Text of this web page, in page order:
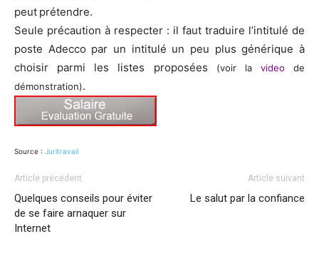
peut prétendre.
Seule précaution à respecter : il faut traduire l’intitulé de
poste Adecco par un intitulé un peu plus générique à
choisir parmi les listes proposées (voir la video de
démonstration).
Source : Juritravail
Article précédent
Quelques conseils pour éviter
de se faire arnaquer sur
Internet
Article suivant
Le salut par la confiance